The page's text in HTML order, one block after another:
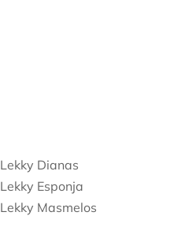
Lekky Dianas
Lekky Esponja
Lekky Masmelos